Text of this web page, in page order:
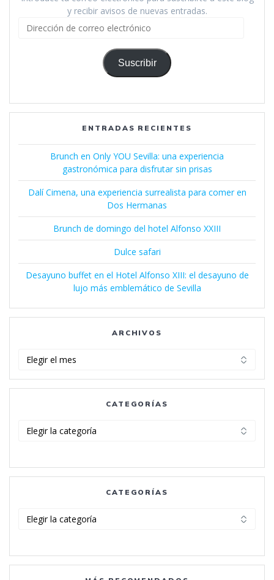
y recibir avisos de nuevas entradas.
Dirección
correo
electrónico
Suscribir
ENTRADAS RECIENTES
Brunch en Only YOU Sevilla: una experiencia
gastronómica para disfrutar sin prisas
Dalí Cimena, una experiencia surrealista para comer en
Dos Hermanas
Brunch de domingo del hotel Alfonso XXIII
Dulce safari
Desayuno buffet en el Hotel Alfonso XIII: el desayuno de
lujo más emblemático de Sevilla
ARCHIVOS
CATEGORÍAS
CATEGORÍAS